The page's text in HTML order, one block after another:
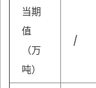
当期
值
（万
吨）
/